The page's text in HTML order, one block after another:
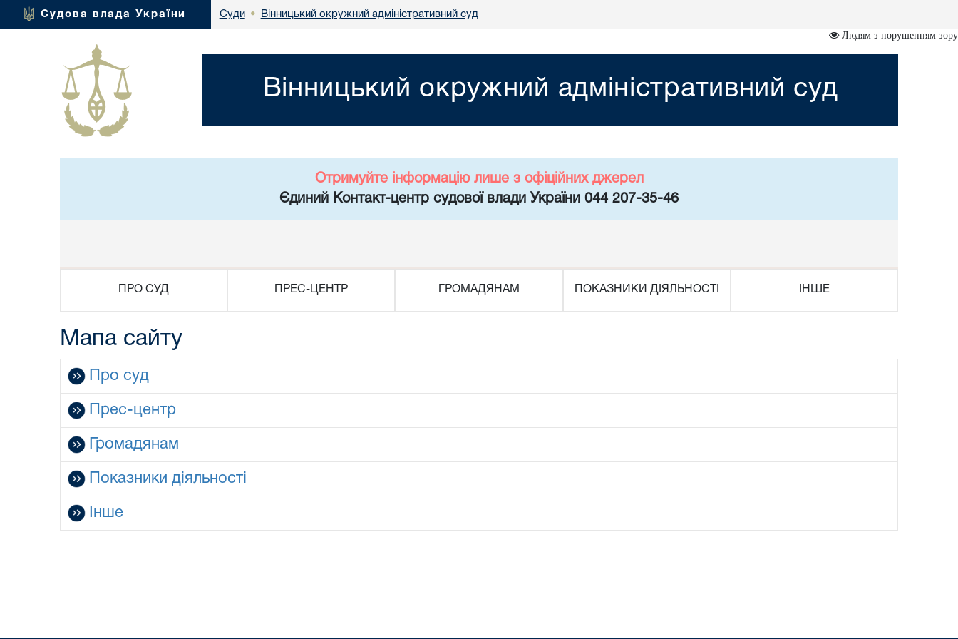
Судова влада України Суди • Вінницький окружний адміністративний суд
Людям з порушенням зору
Вінницький окружний адміністративний суд
Отримуйте інформацію лише з офіційних джерел
Єдиний Контакт-центр судової влади України 044 207-35-46
ПРО СУД ПРЕС-ЦЕНТР ГРОМАДЯНАМ ПОКАЗНИКИ ДІЯЛЬНОСТІ ІНШЕ
Мапа сайту
Про суд
Прес-центр
Громадянам
Показники діяльності
Інше